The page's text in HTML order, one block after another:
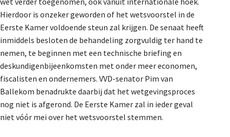
Hierdoor is onzeker geworden of het wetsvoorstel in de
Eerste Kamer voldoende steun zal krijgen. De senaat heeft
inmiddels besloten de behandeling zorgvuldig ter hand te
nemen, te beginnen met een technische briefing en
deskundigenbijeenkomsten met onder meer economen,
fiscalisten en ondernemers. VVD-senator Pim van
Ballekom benadrukte daarbij dat het wetgevingsproces
nog niet is afgerond. De Eerste Kamer zal in ieder geval
niet vóór mei over het wetsvoorstel stemmen.